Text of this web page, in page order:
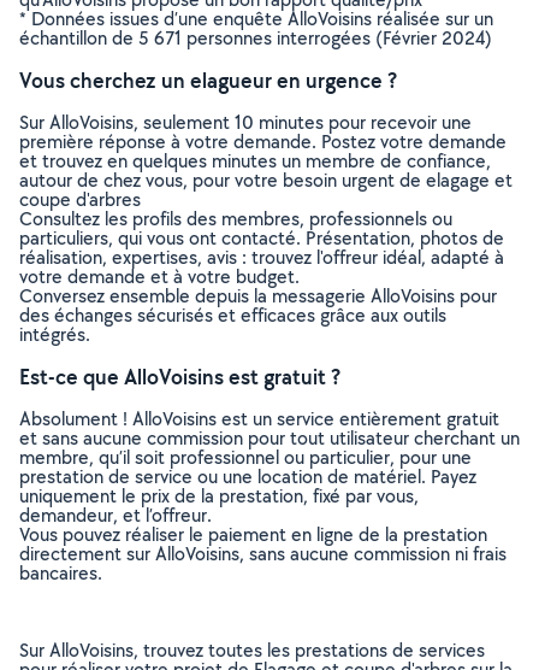
* Données issues d’une enquête AlloVoisins réalisée sur un
échantillon de 5 671 personnes interrogées (Février 2024)
Vous cherchez un elagueur en urgence ?
Sur AlloVoisins, seulement 10 minutes pour recevoir une
première réponse à votre demande. Postez votre demande
et trouvez en quelques minutes un membre de confiance,
autour de chez vous, pour votre besoin urgent de elagage et
coupe d'arbres
Consultez les profils des membres, professionnels ou
particuliers, qui vous ont contacté. Présentation, photos de
réalisation, expertises, avis : trouvez l'offreur idéal, adapté à
votre demande et à votre budget.
Conversez ensemble depuis la messagerie AlloVoisins pour
des échanges sécurisés et efficaces grâce aux outils
intégrés.
Est-ce que AlloVoisins est gratuit ?
Absolument ! AlloVoisins est un service entièrement gratuit
et sans aucune commission pour tout utilisateur cherchant un
membre, qu’il soit professionnel ou particulier, pour une
prestation de service ou une location de matériel. Payez
uniquement le prix de la prestation, fixé par vous,
demandeur, et l’offreur.
Vous pouvez réaliser le paiement en ligne de la prestation
directement sur AlloVoisins, sans aucune commission ni frais
bancaires.
Sur AlloVoisins, trouvez toutes les prestations de services